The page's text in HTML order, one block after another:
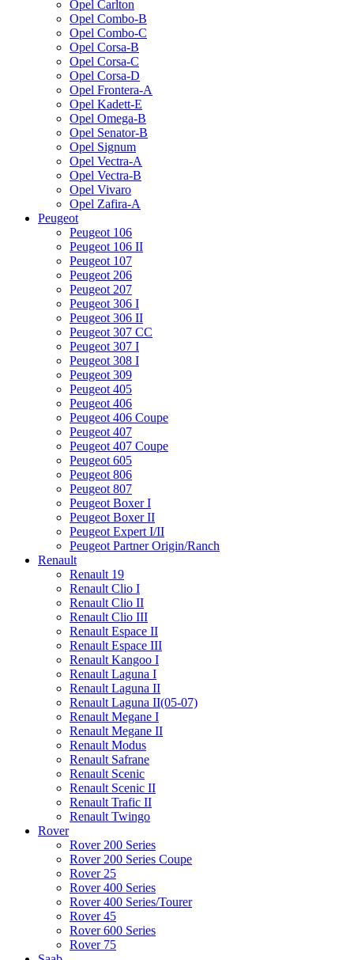
Opel Carlton
Opel Combo-B
Opel Combo-C
Opel Corsa-B
Opel Corsa-C
Opel Corsa-D
Opel Frontera-A
Opel Kadett-E
Opel Omega-B
Opel Senator-B
Opel Signum
Opel Vectra-A
Opel Vectra-B
Opel Vivaro
Opel Zafira-A
Peugeot
Peugeot 106
Peugeot 106 II
Peugeot 107
Peugeot 206
Peugeot 207
Peugeot 306 I
Peugeot 306 II
Peugeot 307 CC
Peugeot 307 I
Peugeot 308 I
Peugeot 309
Peugeot 405
Peugeot 406
Peugeot 406 Coupe
Peugeot 407
Peugeot 407 Coupe
Peugeot 605
Peugeot 806
Peugeot 807
Peugeot Boxer I
Peugeot Boxer II
Peugeot Expert I/II
Peugeot Partner Origin/Ranch
Renault
Renault 19
Renault Clio I
Renault Clio II
Renault Clio III
Renault Espace II
Renault Espace III
Renault Kangoo I
Renault Laguna I
Renault Laguna II
Renault Laguna II(05-07)
Renault Megane I
Renault Megane II
Renault Modus
Renault Safrane
Renault Scenic
Renault Scenic II
Renault Trafic II
Renault Twingo
Rover
Rover 200 Series
Rover 200 Series Coupe
Rover 25
Rover 400 Series
Rover 400 Series/Tourer
Rover 45
Rover 600 Series
Rover 75